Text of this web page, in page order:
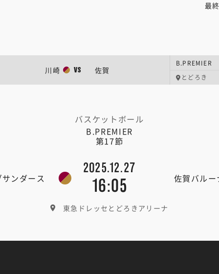
最
川崎 VS 佐賀
B.PREMIER
とどろき
バスケットボール
B.PREMIER
第17節
ンダース
2025.12.27
16:05 佐賀バル
東急ドレッセとどろきアリーナ